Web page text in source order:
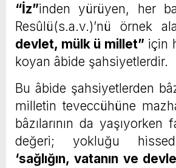
“İz”inden yürüyen, her
Resûlü(s.a.v.)’nü örnek
devlet, mülk ü millet” için
koyan âbide şahsiyetlerdir.
Bu âbide şahsiyetlerden
milletin teveccühüne
bâzılarının da yaşıyorken
değeri; yokluğu
‘sağlığın, vatanın ve